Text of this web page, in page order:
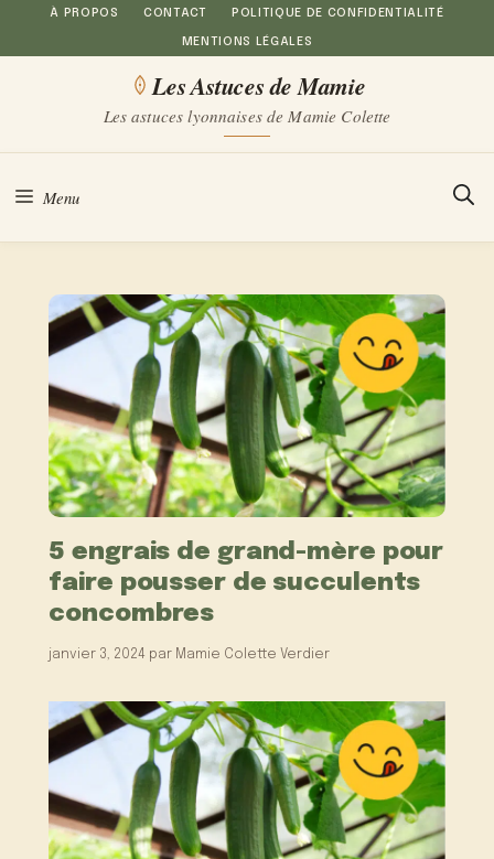
Aller
au
À PROPOS CONTACT POLITIQUE DE CONFIDENTIALITÉ
MENTIONS LÉGALES
Les Astuces de Mamie
Les astuces lyonnaises de Mamie Colette
Menu
5 engrais de grand-mère pour
faire pousser de succulents
concombres
janvier 3, 2024 par Mamie Colette Verdier